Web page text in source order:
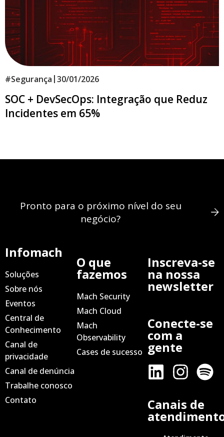
#Segurança |30/01/2026
SOC + DevSecOps: Integração que Reduz
Incidentes em 65%
Pronto para o próximo nível do seu
negócio?
Infomach
Soluções
Sobre nós
Eventos
Central de
Conhecimento
Canal de
privacidade
Canal de denúncia
Trabalhe conosco
Contato
O que
fazemos
Mach Security
Mach Cloud
Mach
Observability
Cases de sucesso
Inscreva-se
na nossa
newsletter
Conecte-se
com a
gente
Canais de